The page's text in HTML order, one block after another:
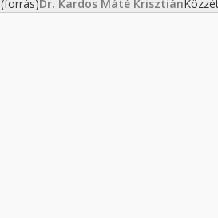
(forrás)Dr. Kardos Máté Krisztián